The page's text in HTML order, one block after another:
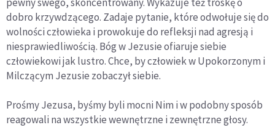
dobro krzywdzącego. Zadaje pytanie, które odwołuje się do
wolności człowieka i prowokuje do refleksji nad agresją i
niesprawiedliwością. Bóg w Jezusie ofiaruje siebie
człowiekowi jak lustro. Chce, by człowiek w Upokorzonym i
Milczącym Jezusie zobaczył siebie.
Prośmy Jezusa, byśmy byli mocni Nim i w podobny sposób
reagowali na wszystkie wewnętrzne i zewnętrzne głosy.